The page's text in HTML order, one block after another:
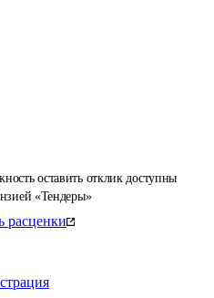
оставить отклик доступны
«Тендеры»
расценки